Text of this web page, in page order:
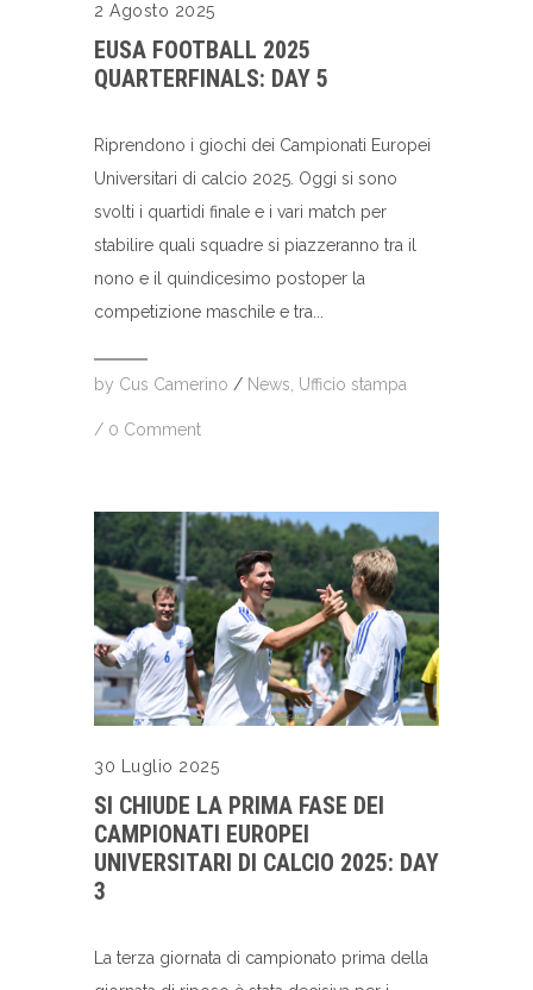
2 Agosto 2025
EUSA FOOTBALL 2025
QUARTERFINALS: DAY 5
Riprendono i giochi dei Campionati Europei
Universitari di calcio 2025. Oggi si sono
svolti i quartidi finale e i vari match per
stabilire quali squadre si piazzeranno tra il
nono e il quindicesimo postoper la
competizione maschile e tra...
by Cus Camerino / News, Ufficio stampa
/ 0 Comment
30 Luglio 2025
SI CHIUDE LA PRIMA FASE DEI
CAMPIONATI EUROPEI
UNIVERSITARI DI CALCIO 2025: DAY
3
La terza giornata di campionato prima della